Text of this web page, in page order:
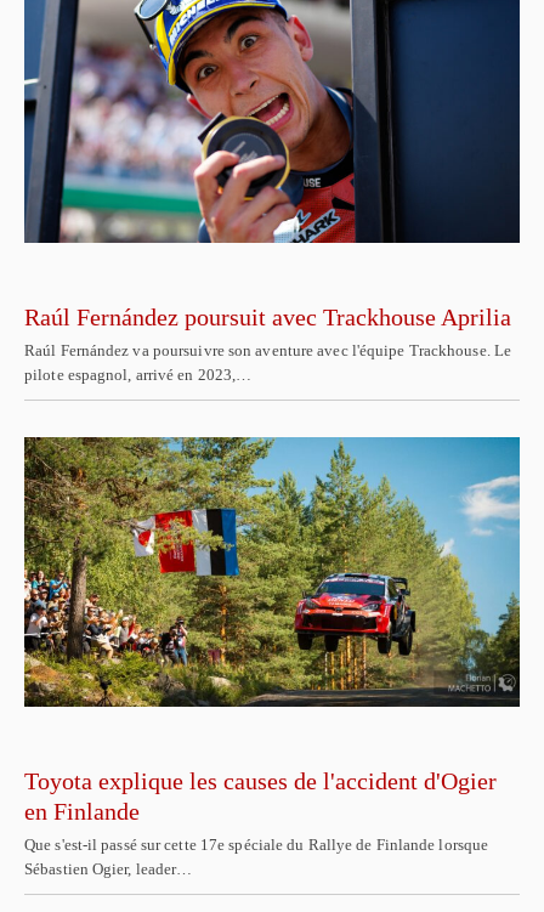
Raúl Fernández poursuit avec Trackhouse Aprilia
Raúl Fernández va poursuivre son aventure avec l'équipe Trackhouse. Le
pilote espagnol, arrivé en 2023,…
Toyota explique les causes de l'accident d'Ogier
en Finlande
Que s'est-il passé sur cette 17e spéciale du Rallye de Finlande lorsque
Sébastien Ogier, leader…